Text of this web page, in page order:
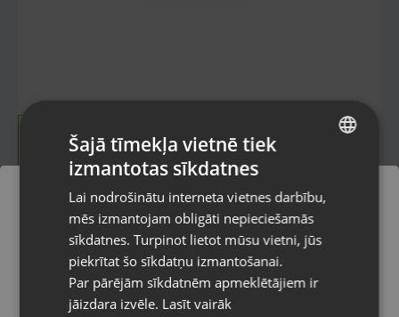
Kategorija: USB kabelis
Garums:1,5m
Jauda:2A
10.00€
Pasūtījumi tiks piegādāti uz
izvēlēto valsti
Vietnes saturs būs attēlots izvēlētajā
RUSSIAN
Šajā tīmekļa vietnē tiek
izmantotas sīkdatnes
Lai nodrošinātu interneta vietnes darbību,
mēs izmantojam obligāti nepieciešamās
sīkdatnes. Turpinot lietot mūsu vietni, jūs
piekrītat šo sīkdatņu izmantošanai.
Par pārējām sīkdatnēm apmeklētājiem ir
jāizdara izvēle. Lasīt vairāk